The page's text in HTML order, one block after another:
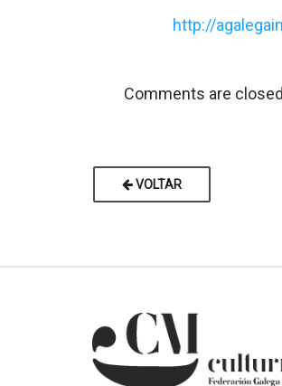
http://
Comments are
VOLTAR